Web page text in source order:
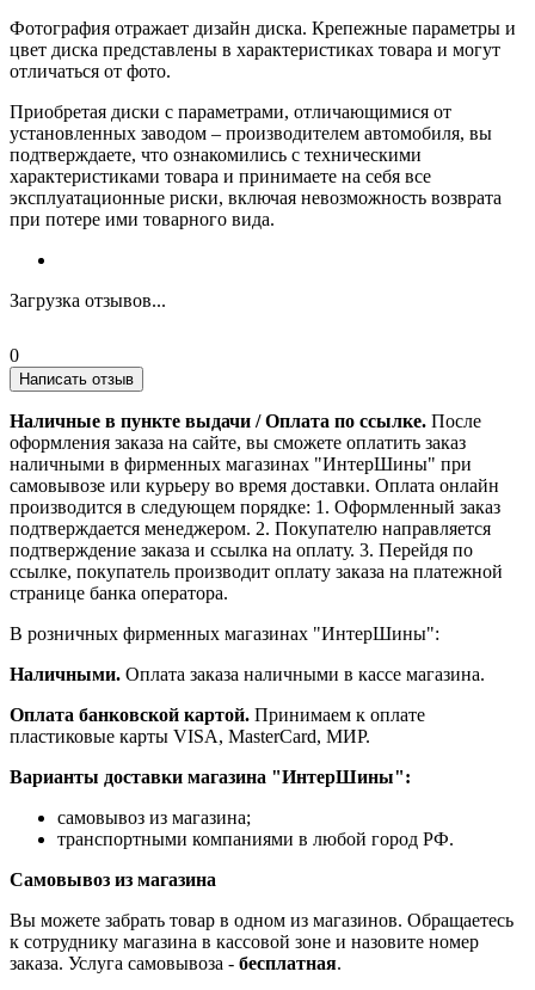
Фотография отражает дизайн диска. Крепежные параметры и
цвет диска представлены в характеристиках товара и могут
отличаться от фото.
Приобретая диски с параметрами, отличающимися от
установленных заводом – производителем автомобиля, вы
подтверждаете, что ознакомились с техническими
характеристиками товара и принимаете на себя все
эксплуатационные риски, включая невозможность возврата
при потере ими товарного вида.
Загрузка отзывов...
0
Написать отзыв
Наличные в пункте выдачи / Оплата по ссылке. После
оформления заказа на сайте, вы сможете оплатить заказ
наличными в фирменных магазинах "ИнтерШины" при
самовывозе или курьеру во время доставки. Оплата онлайн
производится в следующем порядке: 1. Оформленный заказ
подтверждается менеджером. 2. Покупателю направляется
подтверждение заказа и ссылка на оплату. 3. Перейдя по
ссылке, покупатель производит оплату заказа на платежной
странице банка оператора.
В розничных фирменных магазинах "ИнтерШины":
Наличными. Оплата заказа наличными в кассе магазина.
Оплата банковской картой. Принимаем к оплате
пластиковые карты VISA, MasterCard, МИР.
Варианты доставки магазина "ИнтерШины":
самовывоз из магазина;
транспортными компаниями в любой город РФ.
Самовывоз из магазина
Вы можете забрать товар в одном из магазинов. Обращаетесь
к сотруднику магазина в кассовой зоне и назовите номер
заказа. Услуга самовывоза - бесплатная.